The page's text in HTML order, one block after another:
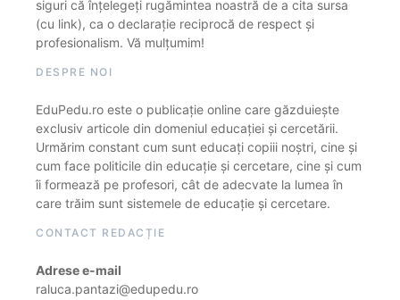
siguri că înțelegeți rugămintea noastră de a cita sursa
(cu link), ca o declarație reciprocă de respect și
profesionalism. Vă mulțumim!
DESPRE NOI
EduPedu.ro este o publicație online care găzduiește
exclusiv articole din domeniul educației și cercetării.
Urmărim constant cum sunt educați copiii noștri, cine și
cum face politicile din educație și cercetare, cine și cum
îi formează pe profesori, cât de adecvate la lumea în
care trăim sunt sistemele de educație și cercetare.
CONTACT REDACȚIE
Adrese e-mail
raluca.pantazi@edupedu.ro